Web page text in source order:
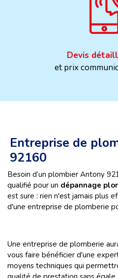
Devis
et prix
Entreprise de
92160
Besoin d’un plombier Antony
qualifié pour un dépannage
est sure : rien n'est jamais plus
d'une entreprise de plomberie
Une entreprise de plomberie
vous faire bénéficier d'une
moyens techniques qui